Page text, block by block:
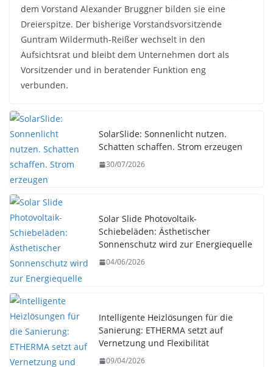
dem Vorstand Alexander Bruggner bilden sie eine
Dreierspitze. Der bisherige Vorstandsvorsitzende
Guntram Wildermuth-Reißer wechselt in den
Aufsichtsrat und bleibt dem Unternehmen dort als
Vorsitzender und in beratender Funktion eng
verbunden.
SolarSlide: Sonnenlicht nutzen.
Schatten schaffen. Strom erzeugen
30/07/2026
Solar Slide Photovoltaik-
Schiebeläden: Ästhetischer
Sonnenschutz wird zur Energiequelle
04/06/2026
Intelligente Heizlösungen für die
Sanierung: ETHERMA setzt auf
Vernetzung und Flexibilität
09/04/2026